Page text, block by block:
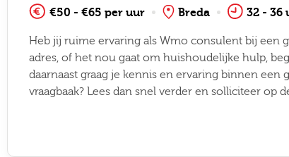
€50 - €65 per uur Breda 32 - 36
Heb jij ruime ervaring als Wmo consulent bij een
adres, of het nou gaat om huishoudelijke hulp,
daarnaast graag je kennis en ervaring binnen een
vraagbaak? Lees dan snel verder en solliciteer op